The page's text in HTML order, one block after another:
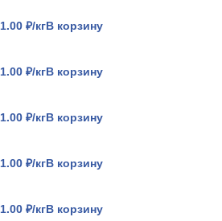
1.00 ₽/кгВ корзину
1.00 ₽/кгВ корзину
1.00 ₽/кгВ корзину
1.00 ₽/кгВ корзину
1.00 ₽/кгВ корзину